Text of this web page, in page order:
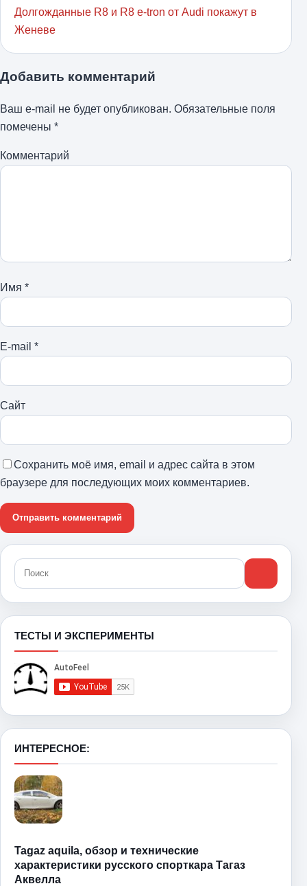
Долгожданные R8 и R8 e-tron от Audi покажут в
Женеве
Добавить комментарий
Ваш e-mail не будет опубликован. Обязательные поля
помечены *
Комментарий
Имя *
E-mail *
Сайт
Сохранить моё имя, email и адрес сайта в этом
браузере для последующих моих комментариев.
ТЕСТЫ И ЭКСПЕРИМЕНТЫ
ИНТЕРЕСНОЕ:
Tagaz aquila, обзор и технические
характеристики русского спорткара Тагаз
Аквелла